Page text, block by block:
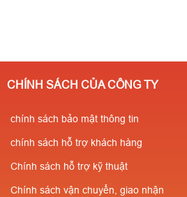
CHÍNH SÁCH CỦA CÔNG TY
chính sách bảo mật thông tin
chính sách hỗ trợ khách hàng
Chính sách hỗ trợ kỹ thuật
Chính sách vận chuyển, giao nhận